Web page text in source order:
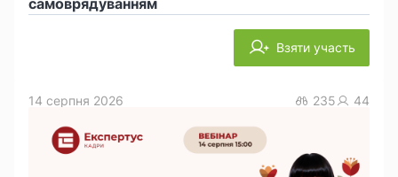
Взяти участь
14 серпня 2026 235 44